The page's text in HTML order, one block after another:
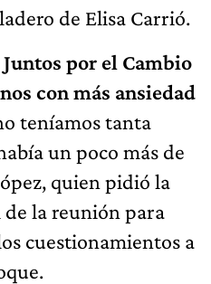
de Elisa Carrió.
por el Cambio
con más ansiedad
teníamos tanta
un poco más de
quien pidió la
la reunión para
cuestionamientos a